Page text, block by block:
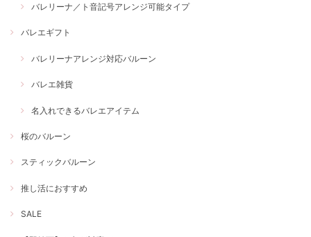
バレリーナ／ト音記号アレンジ可能タイプ
バレエギフト
バレリーナアレンジ対応バルーン
バレエ雑貨
名入れできるバレエアイテム
桜のバルーン
スティックバルーン
推し活におすすめ
SALE